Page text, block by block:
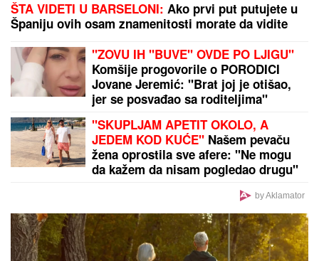
ŠTA VIDETI U BARSELONI: Ako prvi put putujete u
Španiju ovih osam znamenitosti morate da vidite
"ZOVU IH "BUVE" OVDE PO LJIGU"
Komšije progovorile o PORODICI
Jovane Jeremić: "Brat joj je otišao,
jer se posvađao sa roditeljima"
"SKUPLJAM APETIT OKOLO, A
JEDEM KOD KUĆE" Našem pevaču
žena oprostila sve afere: "Ne mogu
da kažem da nisam pogledao drugu"
by Aklamator